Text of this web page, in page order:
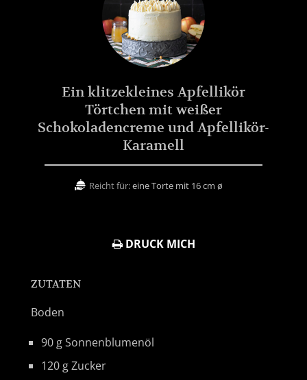
Ein klitzekleines Apfellikör
Törtchen mit weißer
Schokoladencreme und Apfellikör-
Karamell
Reicht für:eine Torte mit 16 cm ø
DRUCK MICH
ZUTATEN
Boden
90 g Sonnenblumenöl
120 g Zucker